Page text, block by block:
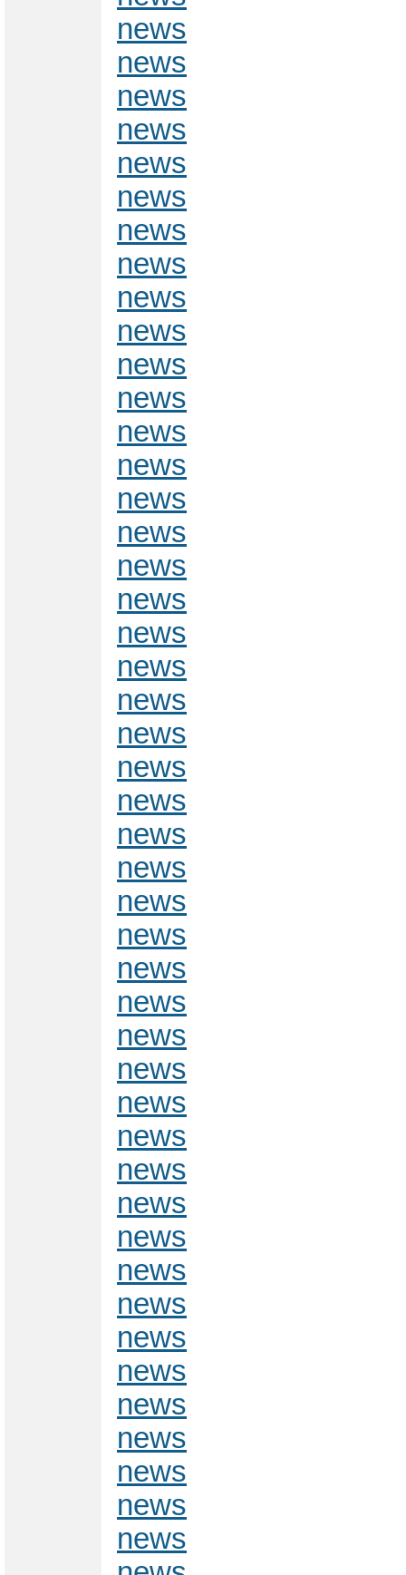
news
news
news
news
news
news
news
news
news
news
news
news
news
news
news
news
news
news
news
news
news
news
news
news
news
news
news
news
news
news
news
news
news
news
news
news
news
news
news
news
news
news
news
news
news
news